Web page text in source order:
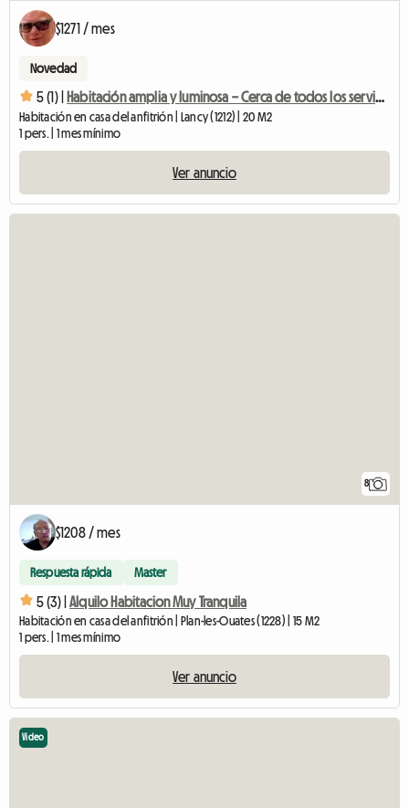
$1271 / mes
Novedad
5 (1) | Habitación amplia y luminosa – Cerca de todos los servicios
Habitación en casa del anfitrión | Lancy (1212) | 20 M2
1 pers. | 1 mes mínimo
Ver anuncio
8
$1208 / mes
Respuesta rápida Master
5 (3) | Alquilo Habitacion Muy Tranquila
Habitación en casa del anfitrión | Plan-les-Ouates (1228) | 15 M2
1 pers. | 1 mes mínimo
Ver anuncio
Video